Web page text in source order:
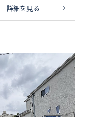
詳細を見る